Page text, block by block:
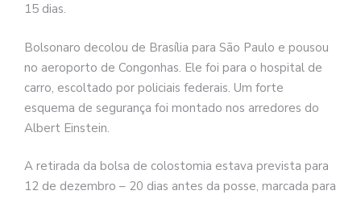
15 dias.
Bolsonaro decolou de Brasília para São Paulo e pousou
no aeroporto de Congonhas. Ele foi para o hospital de
carro, escoltado por policiais federais. Um forte
esquema de segurança foi montado nos arredores do
Albert Einstein.
A retirada da bolsa de colostomia estava prevista para
12 de dezembro – 20 dias antes da posse, marcada para